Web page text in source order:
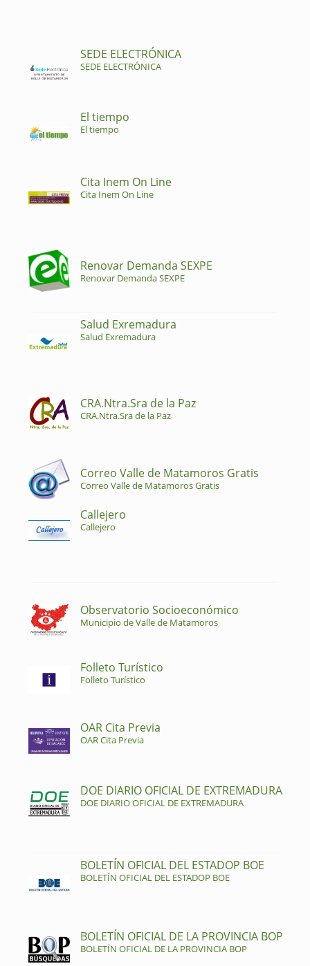
SEDE ELECTRÓNICA
SEDE ELECTRÓNICA
El tiempo
El tiempo
Cita Inem On Line
Cita Inem On Line
Renovar Demanda SEXPE
Renovar Demanda SEXPE
Salud Exremadura
Salud Exremadura
CRA.Ntra.Sra de la Paz
CRA.Ntra.Sra de la Paz
Correo Valle de Matamoros Gratis
Correo Valle de Matamoros Gratis
Callejero
Callejero
Observatorio Socioeconómico
Municipio de Valle de Matamoros
Folleto Turístico
Folleto Turístico
OAR Cita Previa
OAR Cita Previa
DOE DIARIO OFICIAL DE EXTREMADURA
DOE DIARIO OFICIAL DE EXTREMADURA
BOLETÍN OFICIAL DEL ESTADOP BOE
BOLETÍN OFICIAL DEL ESTADOP BOE
BOLETÍN OFICIAL DE LA PROVINCIA BOP
BOLETÍN OFICIAL DE LA PROVINCIA BOP